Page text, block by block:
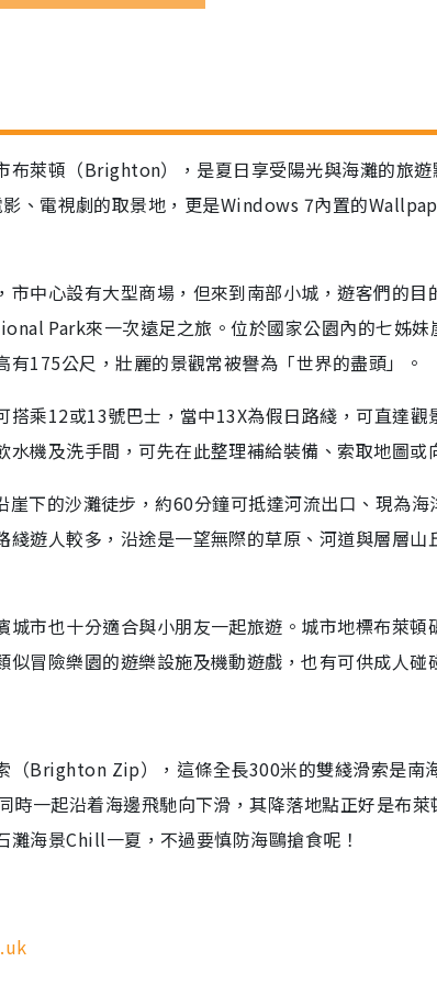
布萊頓（Brighton），是夏日享受陽光與海灘的旅
、電視劇的取景地，更是Windows 7內置的
市中心設有大型商場，但來到南部小城，遊客們的
Park來一次遠足之旅。位於國家公園內的七姊妹
有175公尺，壯麗的景觀常被譽為「世界的盡頭」。
搭乘12或13號巴士，當中13X為假日路綫，可直達
水機及洗手間，可先在此整理補給裝備、索取地圖或
下的沙灘徒步，約60分鐘可抵達河流出口、現為
遊人較多，沿途是一望無際的草原、河道與層層山
市也十分適合與小朋友一起旅遊。城市地標布萊頓
似冒險樂園的遊樂設施及機動遊戲，也有可供成人碰
（Brighton Zip），這條全長300米的雙綫滑索是南
時一起沿着海邊飛馳向下滑，其降落地點正好是布
灘海景Chill一夏，不過要慎防海鷗搶食呢！